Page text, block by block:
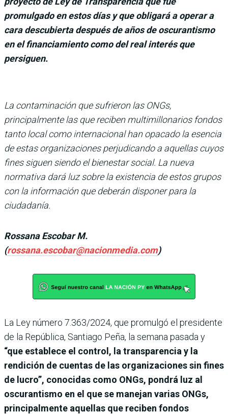
promulgado en estos días y que obligará a operar a
cara descubierta después de años de oscurantismo
en el financiamiento como del real interés que
persiguen.
La contaminación que sufrieron las ONGs,
principalmente las que reciben multimillonarios fondos
tanto local como internacional han opacado la esencia
de estas organizaciones perjudicando a aquellas cuyos
fines siguen siendo el bienestar social. La nueva
normativa dará luz sobre la existencia de estos grupos
con la información que deberán disponer para la
ciudadanía.
Rossana Escobar M.
(rossana.escobar@nacionmedia.com)
La Ley número 7.363/2024, que promulgó el presidente
de la República, Santiago Peña, la semana pasada y
“que establece el control, la transparencia y la
rendición de cuentas de las organizaciones sin fines
de lucro”, conocidas como ONGs, pondrá luz al
oscurantismo en el que se manejan varias ONGs,
principalmente aquellas que reciben fondos